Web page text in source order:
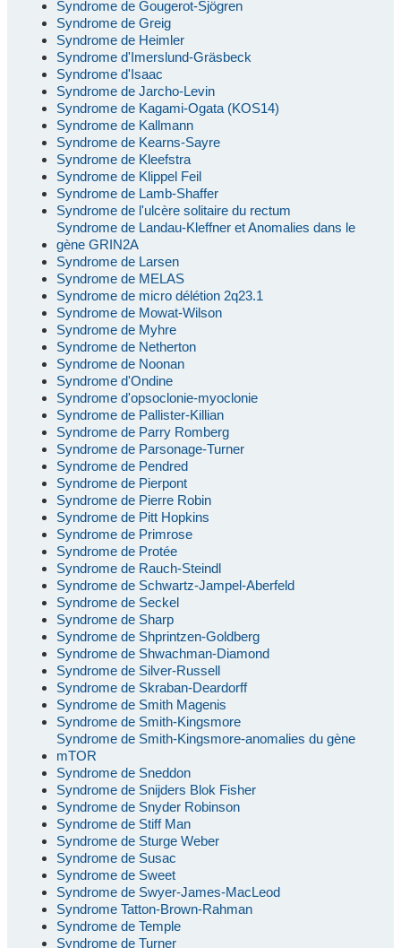
Syndrome de Gougerot-Sjögren
Syndrome de Greig
Syndrome de Heimler
Syndrome d'Imerslund-Gräsbeck
Syndrome d'Isaac
Syndrome de Jarcho-Levin
Syndrome de Kagami-Ogata (KOS14)
Syndrome de Kallmann
Syndrome de Kearns-Sayre
Syndrome de Kleefstra
Syndrome de Klippel Feil
Syndrome de Lamb-Shaffer
Syndrome de l'ulcère solitaire du rectum
Syndrome de Landau-Kleffner et Anomalies dans le
gène GRIN2A
Syndrome de Larsen
Syndrome de MELAS
Syndrome de micro délétion 2q23.1
Syndrome de Mowat-Wilson
Syndrome de Myhre
Syndrome de Netherton
Syndrome de Noonan
Syndrome d'Ondine
Syndrome d'opsoclonie-myoclonie
Syndrome de Pallister-Killian
Syndrome de Parry Romberg
Syndrome de Parsonage-Turner
Syndrome de Pendred
Syndrome de Pierpont
Syndrome de Pierre Robin
Syndrome de Pitt Hopkins
Syndrome de Primrose
Syndrome de Protée
Syndrome de Rauch-Steindl
Syndrome de Schwartz-Jampel-Aberfeld
Syndrome de Seckel
Syndrome de Sharp
Syndrome de Shprintzen-Goldberg
Syndrome de Shwachman-Diamond
Syndrome de Silver-Russell
Syndrome de Skraban-Deardorff
Syndrome de Smith Magenis
Syndrome de Smith-Kingsmore
Syndrome de Smith-Kingsmore-anomalies du gène
mTOR
Syndrome de Sneddon
Syndrome de Snijders Blok Fisher
Syndrome de Snyder Robinson
Syndrome de Stiff Man
Syndrome de Sturge Weber
Syndrome de Susac
Syndrome de Sweet
Syndrome de Swyer-James-MacLeod
Syndrome Tatton-Brown-Rahman
Syndrome de Temple
Syndrome de Turner